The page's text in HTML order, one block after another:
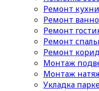
Ремонт кухни
Ремонт
Ремонт
Ремонт
Ремонт
Монтаж
Монтаж
Укладка